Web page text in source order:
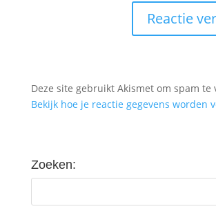
Deze site gebruikt Akismet om spam te
Bekijk hoe je reactie gegevens worden
Zoeken: